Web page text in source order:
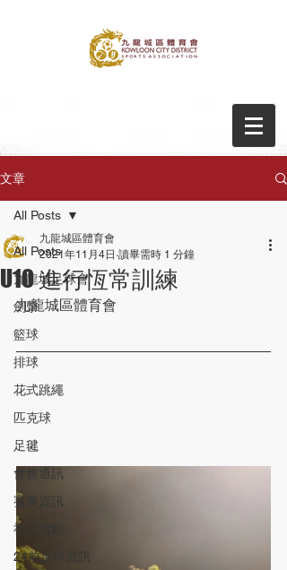
文章
All Posts
九龍城足球會
劍擊
籃球
排球
花式跳繩
匹克球
足毽
會務通訊
賽事資訊
社區活動
24前足球資訊
All Posts
U10 進行恆常訓練
九龍城區體育會
2021年11月4日 讀畢需時 1 分鐘
九龍城區體育會